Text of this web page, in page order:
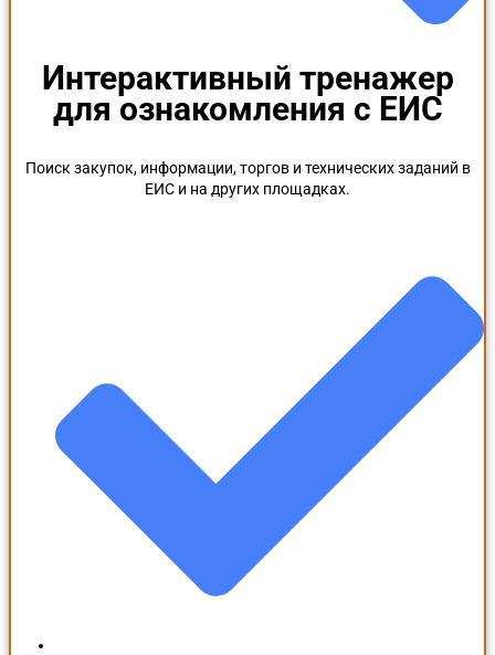
Интерактивный тренажер
для ознакомления с ЕИС
Поиск закупок, информации, торгов и технических заданий в
ЕИС и на других площадках.